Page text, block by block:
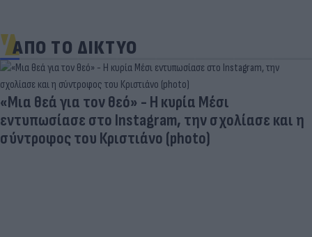
ΑΠΟ ΤΟ ΔΙΚΤΥΟ
«Μια θεά για τον θεό» - Η κυρία Μέσι
εντυπωσίασε στο Instagram, την σχολίασε και η
σύντροφος του Κριστιάνο (photo)